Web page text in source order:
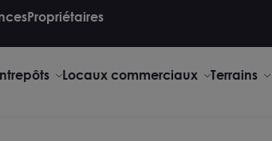
Propriétaires
Locaux commerciaux Terrains